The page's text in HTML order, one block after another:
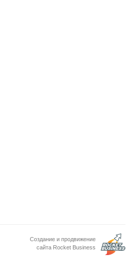
Создание и продвижение
сайта Rocket Business